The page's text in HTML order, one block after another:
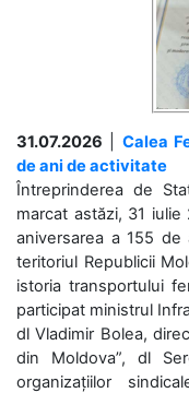
31.07.2026
Calea
de ani de activitate
Întreprinderea de
marcat astăzi, 31
aniversarea a 155
teritoriul Republicii
istoria transportului
participat ministrul
dl Vladimir Bolea,
din Moldova”, dl
organizațiilor